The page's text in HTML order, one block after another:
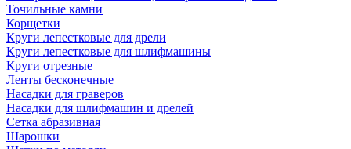
Точильные камни
Корщетки
Круги лепестковые для дрели
Круги лепестковые для шлифмашины
Круги отрезные
Ленты бесконечные
Насадки для граверов
Насадки для шлифмашин и дрелей
Сетка абразивная
Шарошки